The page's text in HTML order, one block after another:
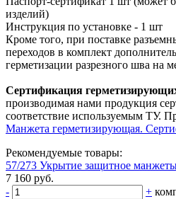
изделий)
Инструкция по установке - 1 шт
Кроме того, при поставке
переходов в комплект
герметизации разрезного шва на
Сертификация
производимая нами продукция
соответствие используемым ТУ.
Манжета герметизирующая.
Рекомендуемые товары:
57/273 Укрытие защитное
7 160 руб.
-
+